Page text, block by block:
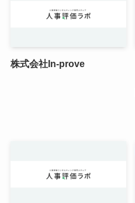
株式会社In-prove